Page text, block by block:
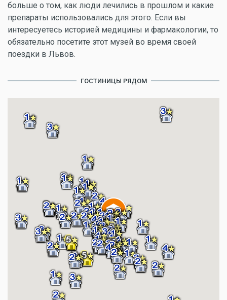
больше о том, как люди лечились в прошлом и какие
препараты использовались для этого. Если вы
интересуетесь историей медицины и фармакологии, то
обязательно посетите этот музей во время своей
поездки в Львов.
ГОСТИНИЦЫ РЯДОМ